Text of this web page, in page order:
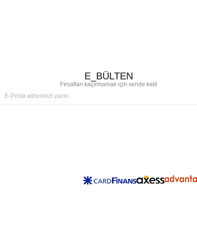
E_BÜLTEN
Fırsatları kaçırmamak için sende katıl